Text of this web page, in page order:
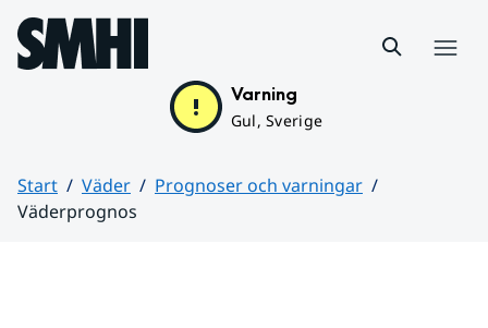
Hoppa till sidans innehåll
Varning
Gul, Sverige
Start Väder
Prognoser och varningar
Väderprognos